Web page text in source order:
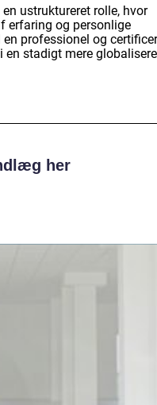
ustruktureret rolle, hvor
erfaring og personlige
professionel og
en stadigt mere
her